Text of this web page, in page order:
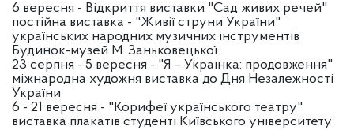
6 вересня - Відкриття виставки "Сад живих речей"
постійна виставка - "Живії струни України"
українських народних музичних інструментів
Будинок-музей М. Заньковецької
23 серпня - 5 вересня - "Я – Українка: продовження"
міжнародна художня виставка до Дня Незалежності
України
6 - 21 вересня - "Корифеї українського театру"
виставка плакатів студенті Київського університету